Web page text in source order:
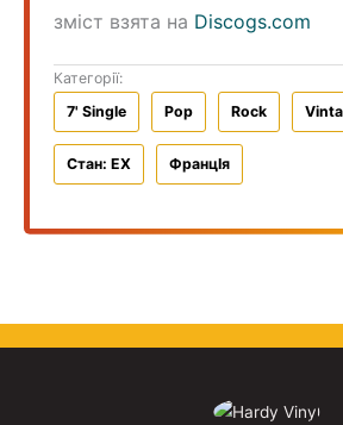
зміст взята на Discogs.com
Категорії:
7' Single
Pop Rock
Стан: EX ФранцIя